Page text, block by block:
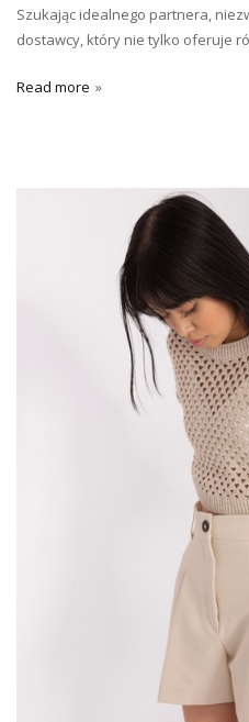
Szukając idealnego partnera,
dostawcy, który nie tylko oferuje
Read more